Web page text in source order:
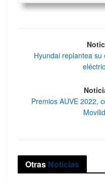
Hyundai replantea
Premios AUVE 2022,
Otras Noticias